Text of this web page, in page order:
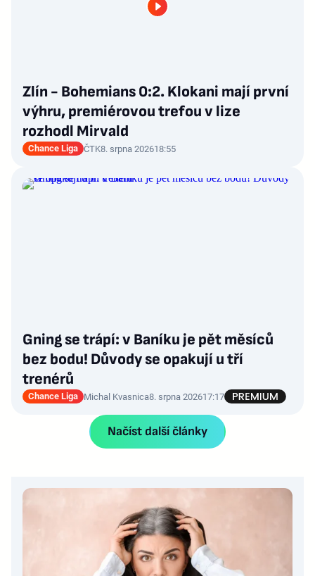
Zlín - Bohemians 0:2. Klokani mají první
výhru, premiérovou trefou v lize
rozhodl Mirvald
Chance Liga ČTK8. srpna 202618:55
Gning se trápí: v Baníku je pět měsíců
bez bodu! Důvody se opakují u tří
trenérů
Chance Liga Michal Kvasnica8. srpna 202617:17
Načíst další články